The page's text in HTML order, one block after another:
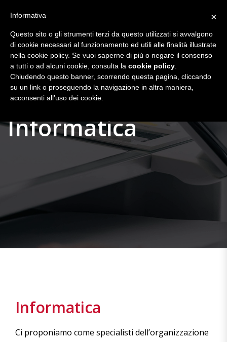
Informatica
Informatica
Ci proponiamo come specialisti dell’organizzazione
×
Informativa
Questo sito o gli strumenti terzi da questo utilizzati si avvalgono
di cookie necessari al funzionamento ed utili alle finalità illustrate
nella cookie policy. Se vuoi saperne di più o negare il consenso
a tutti o ad alcuni cookie, consulta la cookie policy
Chiudendo questo banner, scorrendo questa pagina, cliccando
su un link o proseguendo la navigazione in altra maniera,
acconsenti all’uso dei cookie.